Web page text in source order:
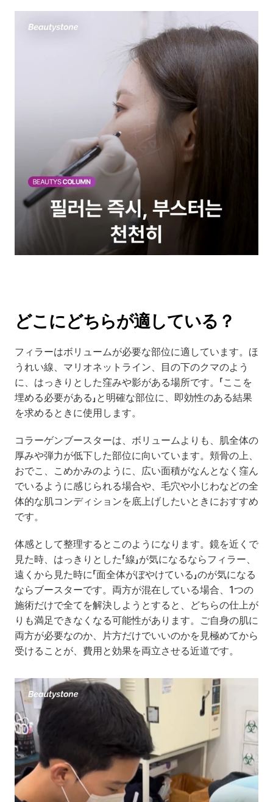
どこにどちらが適している？
フィラーはボリュームが必要な部位に適しています。ほ
うれい線、マリオネットライン、目の下のクマのよう
に、はっきりとした窪みや影がある場所です。「ここを
埋める必要がある」と明確な部位に、即効性のある結果
を求めるときに使用します。
コラーゲンブースターは、ボリュームよりも、肌全体の
厚みや弾力が低下した部位に向いています。頬骨の上、
おでこ、こめかみのように、広い面積がなんとなく窪ん
でいるように感じられる場合や、毛穴や小じわなどの全
体的な肌コンディションを底上げしたいときにおすすめ
です。
体感として整理するとこのようになります。鏡を近くで
見た時、はっきりとした「線」が気になるならフィラー、
遠くから見た時に「面全体がぼやけている」のが気になる
ならブースターです。両方が混在している場合、1つの
施術だけで全てを解決しようとすると、どちらの仕上が
りも満足できなくなる可能性があります。ご自身の肌に
両方が必要なのか、片方だけでいいのかを見極めてから
受けることが、費用と効果を両立させる近道です。